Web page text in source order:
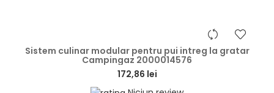
Sistem culinar modular pentru pui intreg la gratar
Campingaz 2000014576
172,86 lei